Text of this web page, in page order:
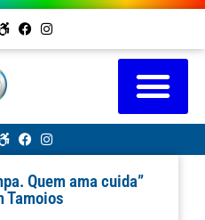
Quem ama cuida”
Tamoios